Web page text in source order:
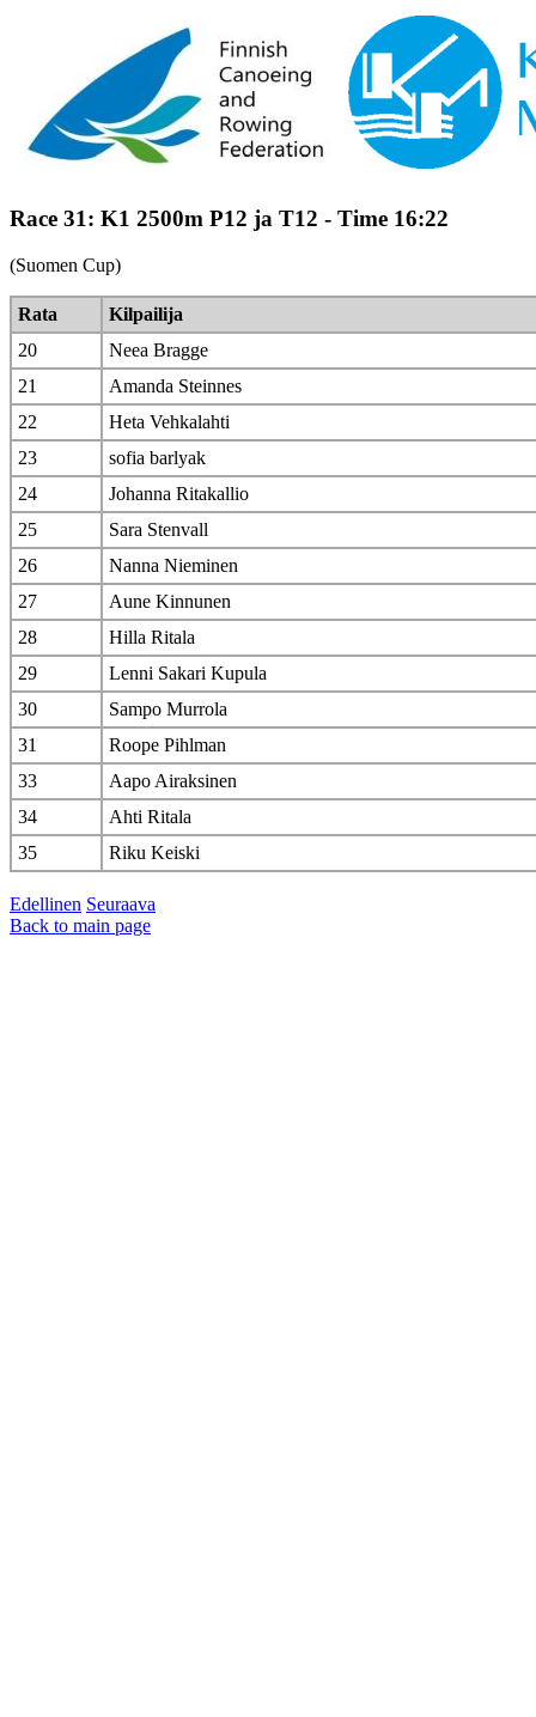
Race 31: K1 2500m P12 ja T12 - Time 16:22
(Suomen Cup)
Rata
Kilpailija
20
Neea Bragge
21
Amanda Steinnes
22
Heta Vehkalahti
23
sofia barlyak
24
Johanna Ritakallio
25
Sara Stenvall
26
Nanna Nieminen
27
Aune Kinnunen
28
Hilla Ritala
29
Lenni Sakari Kupula
30
Sampo Murrola
31
Roope Pihlman
33
Aapo Airaksinen
34
Ahti Ritala
35
Riku Keiski
Edellinen Seuraava
Back to main page